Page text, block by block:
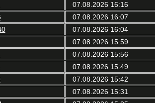
07.08.2026 16:16
07.08.2026 16:07
07.08.2026 16:04
07.08.2026 15:59
07.08.2026 15:56
07.08.2026 15:49
07.08.2026 15:42
07.08.2026 15:31